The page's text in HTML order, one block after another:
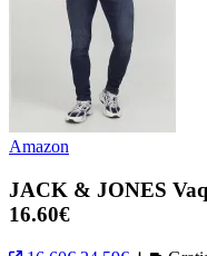
Amazon
JACK & JONES
16.60€